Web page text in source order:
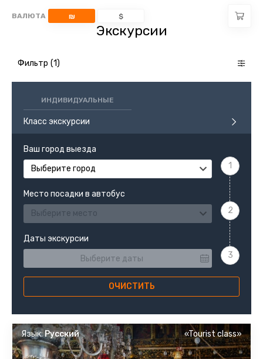
ВАЛЮТА ₪ $
Экскурсии
Фильтр
ИНДИВИДУАЛЬНЫЕ
Класс экскурсии
Ваш город выезда
Выберите город
Место посадки в автобус
Выберите место
Даты экскурсии
ОЧИСТИТЬ
Язык:Русский «Tourist class»